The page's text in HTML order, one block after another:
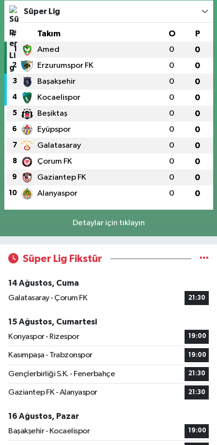
Süper Lig
# Takım O P
1 Amed 0 0
2 Erzurumspor FK 0 0
3 Başakşehir 0 0
4 Kocaelispor 0 0
5 Beşiktaş 0 0
6 Eyüpspor 0 0
7 Galatasaray 0 0
8 Çorum FK 0 0
9 Gaziantep FK 0 0
10 Alanyaspor 0 0
Detaylar için tıklayın
Süper Lig Fikstür
14 Ağustos, Cuma
Galatasaray - Çorum FK
21:30
15 Ağustos, Cumartesi
Konyaspor - Rizespor
19:00
Kasımpaşa - Trabzonspor 19:00
Gençlerbirliği S.K. - Fenerbahçe 21:30
Gaziantep FK - Alanyaspor 21:30
16 Ağustos, Pazar
Başakşehir - Kocaelispor
19:00